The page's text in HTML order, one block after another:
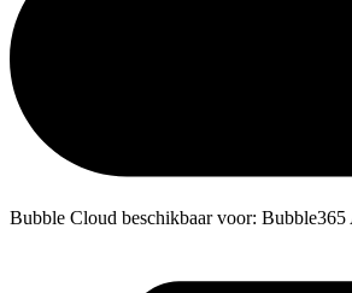
Bubble Cloud beschikbaar voor: Bubble365